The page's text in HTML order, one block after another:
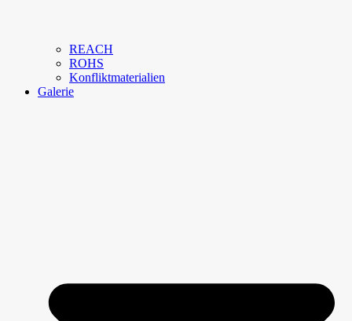
REACH
ROHS
Konfliktmaterialien
Galerie